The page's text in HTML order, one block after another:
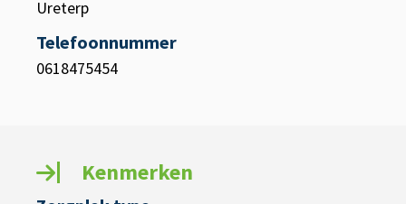
Ureterp
Telefoonnummer
0618475454
Kenmerken